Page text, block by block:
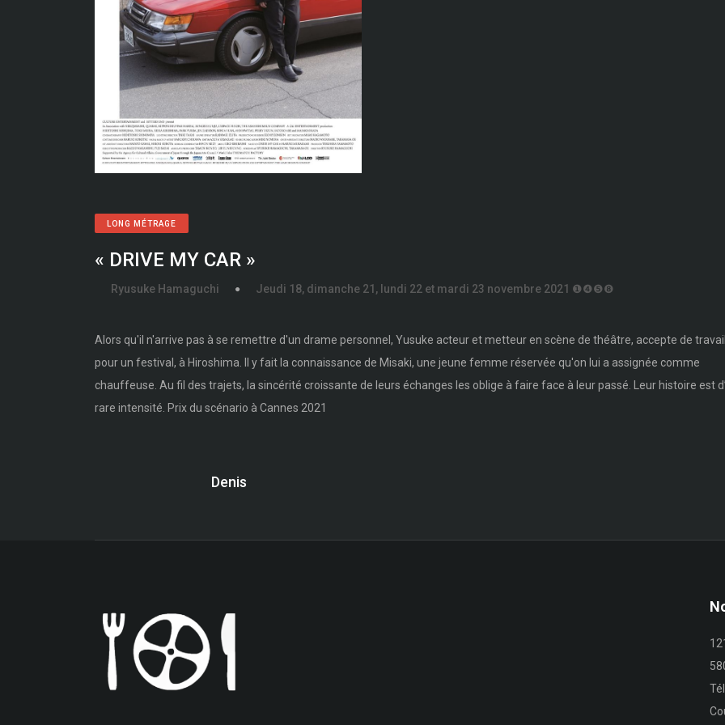
LONG MÉTRAGE
« DRIVE MY CAR »
Ryusuke Hamaguchi Jeudi 18, dimanche 21, lundi 22 et mardi 23 novembre 2021 ❶❹❺❽
Alors qu'il n'arrive pas à se remettre d'un drame personnel, Yusuke acteur et metteur en scène de théâtre, accepte de
pour un festival, à Hiroshima. Il y fait la connaissance de Misaki, une jeune femme réservée qu'on lui a assignée comme
chauffeuse. Au fil des trajets, la sincérité croissante de leurs échanges les oblige à faire face à leur passé. Leur histoire est
rare intensité. Prix du scénario à Cannes 2021
Denis